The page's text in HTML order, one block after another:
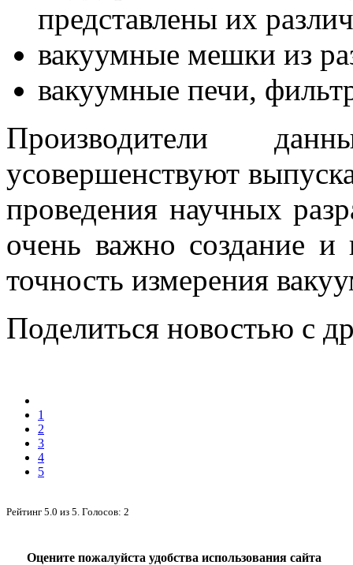
представлены их
вакуумные мешки из
вакуумные печи,
Производители
усовершенствуют
проведения научных
очень важно создание и
точность измерения
Поделиться новостью с
1
2
3
4
5
Рейтинг 5.0 из 5 . Голосов: 2
Оцените пожалуйста удобства использования сайта